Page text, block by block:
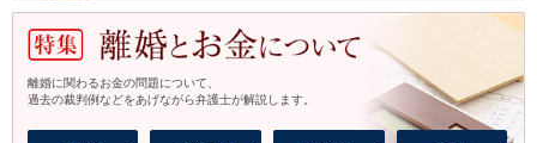
離婚に関わるお金の問題について、
過去の裁判例などをあげながら弁護士が解説します。